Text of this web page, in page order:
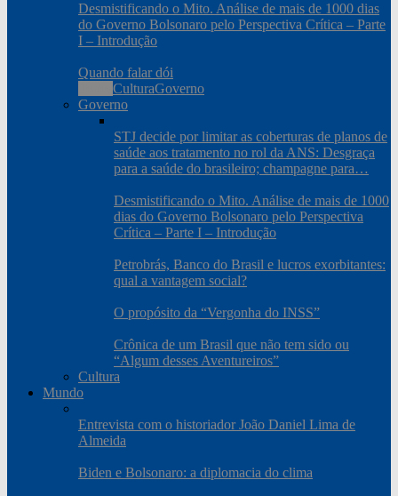
Desmistificando o Mito. Análise de mais de 1000 dias
do Governo Bolsonaro pelo Perspectiva Crítica – Parte
I – Introdução
Quando falar dói
CulturaGoverno
Governo
STJ decide por limitar as coberturas de planos de
saúde aos tratamento no rol da ANS: Desgraça
para a saúde do brasileiro; champagne para…
Desmistificando o Mito. Análise de mais de 1000
dias do Governo Bolsonaro pelo Perspectiva
Crítica – Parte I – Introdução
Petrobrás, Banco do Brasil e lucros exorbitantes:
qual a vantagem social?
O propósito da “Vergonha do INSS”
Crônica de um Brasil que não tem sido ou
“Algum desses Aventureiros”
Cultura
Mundo
Entrevista com o historiador João Daniel Lima de
Almeida
Biden e Bolsonaro: a diplomacia do clima